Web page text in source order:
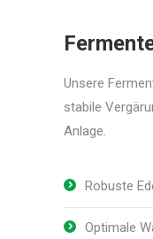
Unsere
stabile
Anlage.
Robuste
Optimale